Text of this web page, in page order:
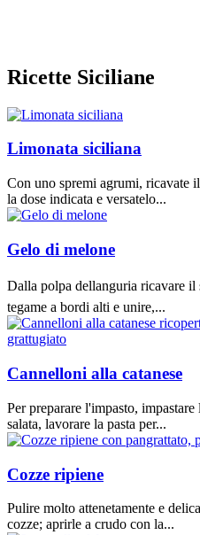
Ricette Siciliane
Limonata siciliana
Con uno spremi agrumi, ricavate
la dose indicata e versatelo...
Gelo di melone
Dalla polpa dellanguria ricavare
tegame a bordi alti e unire,...
Cannelloni alla catanese
Per preparare l'impasto,
salata, lavorare la pasta per...
Cozze ripiene
Pulire molto attenetamente e
cozze; aprirle a crudo con la...